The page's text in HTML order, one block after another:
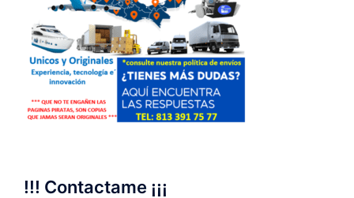
!!! Contactame ¡¡¡